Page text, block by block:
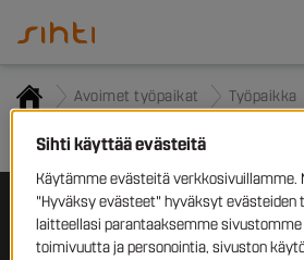
Avoimet työpaikat Työpaikka
Työpaikkailmoitusta ei
Työnhakijoille
Sihti käyttää evästeitä
Käytämme evästeitä verkkosivuillamme.
"Hyväksy evästeet" hyväksyt evästeiden
laitteellasi parantaaksemme
toimivuutta ja personointia, sivuston